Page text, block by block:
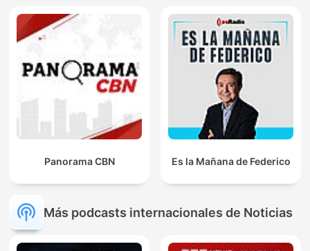
Panorama CBN Es la Mañana de Federico
Más podcasts internacionales de Noticias